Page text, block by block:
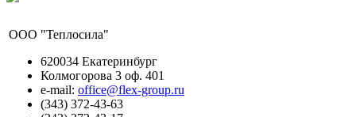
ООО "Теплосила"
620034 Екатеринбург
Колмогорова 3 оф. 401
e-mail: office@flex-group.ru
(343) 372-43-63